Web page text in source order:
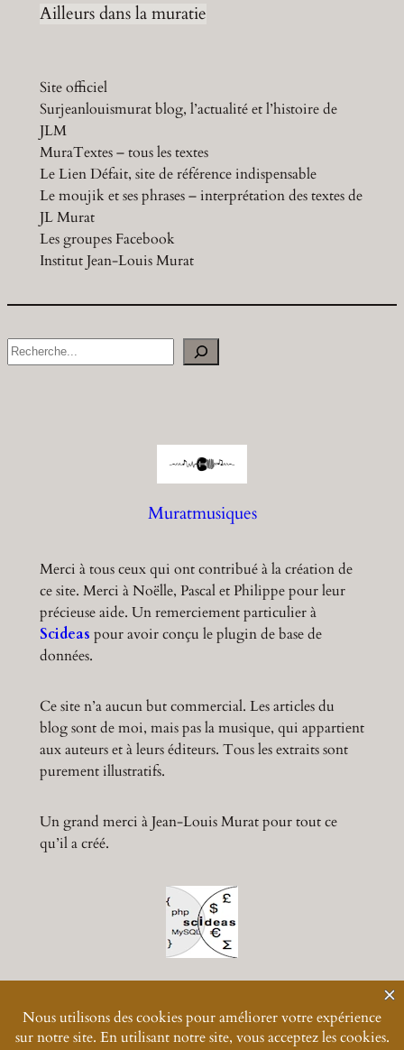
Ailleurs dans la muratie
Site officiel
Surjeanlouismurat blog, l’actualité et l’histoire de
JLM
MuraTextes – tous les textes
Le Lien Défait, site de référence indispensable
Le moujik et ses phrases – interprétation des textes de
JL Murat
Les groupes Facebook
Institut Jean-Louis Murat
S
Muratmusiques
Merci à tous ceux qui ont contribué à la création de
ce site. Merci à Noëlle, Pascal et Philippe pour leur
précieuse aide. Un remerciement particulier à
Scideas pour avoir conçu le plugin de base de
données.
Ce site n’a aucun but commercial. Les articles du
blog sont de moi, mais pas la musique, qui appartient
aux auteurs et à leurs éditeurs. Tous les extraits sont
purement illustratifs.
Un grand merci à Jean-Louis Murat pour tout ce
qu’il a créé.
© 2024-2026Muratmusiques